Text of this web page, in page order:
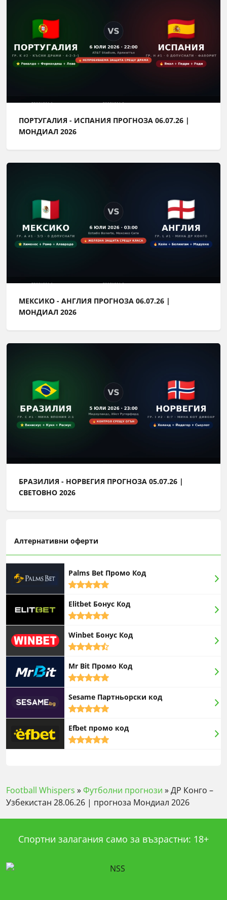
ПОРТУГАЛИЯ - ИСПАНИЯ ПРОГНОЗА 06.07.26 |
МОНДИАЛ 2026
МЕКСИКО - АНГЛИЯ ПРОГНОЗА 06.07.26 |
МОНДИАЛ 2026
БРАЗИЛИЯ - НОРВЕГИЯ ПРОГНОЗА 05.07.26 |
СВЕТОВНО 2026
Алтернативни оферти
Palms Bet Промо Код
5,0
Elitbet Бонус Код
5,0
Winbet Бонус Код
4,5
Mr Bit Промо Код
5,0
Sesame Партньорски код
5,0
Efbet промо код
5,0
Football Whispers »Футболни прогнози »ДР Конго –
Узбекистан 28.06.26 | прогноза Мондиал 2026
Спортни залагания само за възрастни: 18+